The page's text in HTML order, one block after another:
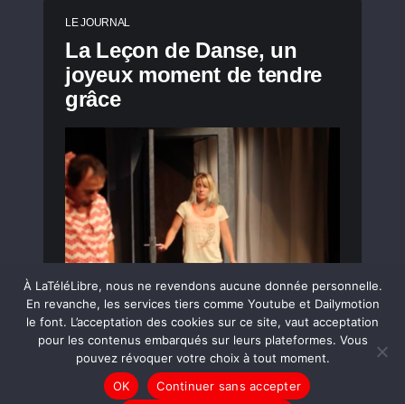
LE JOURNAL
La Leçon de Danse, un
joyeux moment de tendre
grâce
LIRE LA SUITE
À LaTéléLibre, nous ne revendons aucune donnée personnelle.
En revanche, les services tiers comme Youtube et Dailymotion
le font. L’acceptation des cookies sur ce site, vaut acceptation
pour les contenus embarqués sur leurs plateformes. Vous
pouvez révoquer votre choix à tout moment.
OK
Continuer sans accepter